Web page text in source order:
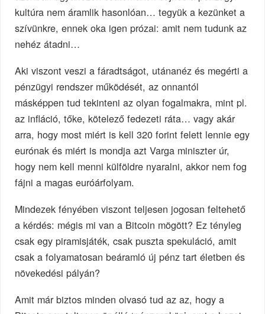
kultúra nem áramlik hasonlóan… tegyük a kezünket a
szívünkre, ennek oka igen prózai: amit nem tudunk az
nehéz átadni…
Aki viszont veszi a fáradtságot, utánanéz és megérti a
pénzügyi rendszer működését, az onnantól
másképpen tud tekinteni az olyan fogalmakra, mint pl.
az infláció, tőke, kötelező fedezeti ráta… vagy akár
arra, hogy most miért is kell 320 forint felett lennie egy
eurónak és miért is mondja azt Varga miniszter úr,
hogy nem kell menni külföldre nyaralni, akkor nem fog
fájni a magas euróárfolyam.
Mindezek fényében viszont teljesen jogosan feltehető
a kérdés: mégis mi van a Bitcoin mögött? Ez tényleg
csak egy piramisjáték, csak puszta spekuláció, amit
csak a folyamatosan beáramló új pénz tart életben és
növekedési pályán?
Amit már biztos minden olvasó tud az az, hogy a